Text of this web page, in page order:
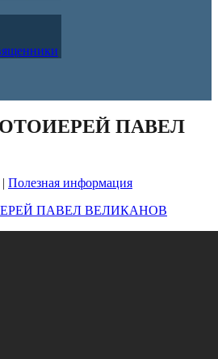
ПАВЕЛ
| Полезная информация